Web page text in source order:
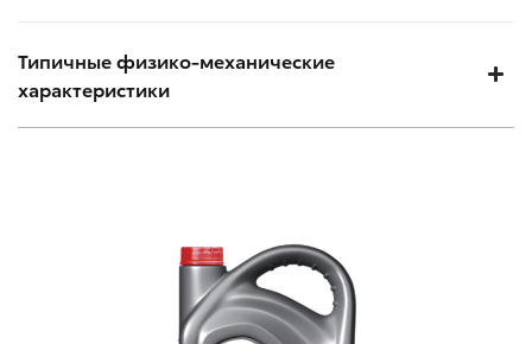
Типичные физико-механические
характеристики